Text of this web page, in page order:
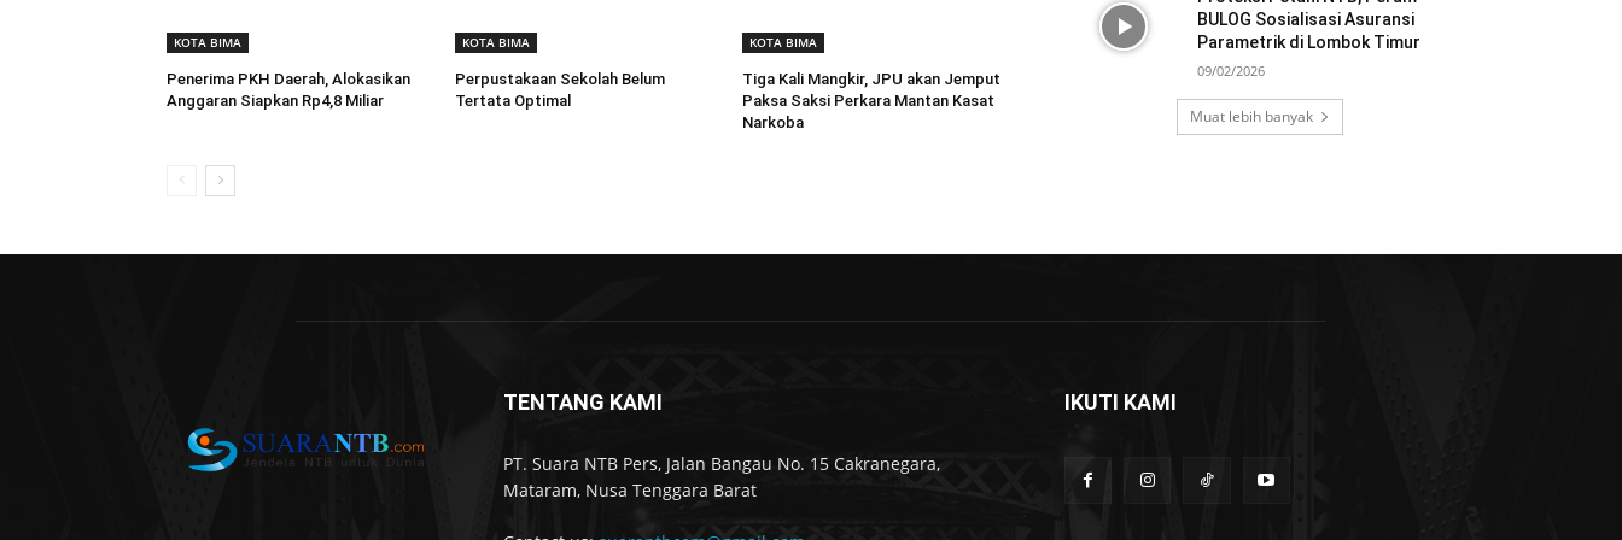
KOTA BIMA
Penerima PKH Daerah, Alokasikan
Anggaran Siapkan Rp4,8 Miliar
KOTA BIMA
Perpustakaan Sekolah Belum
Tertata Optimal
KOTA BIMA
Tiga Kali Mangkir, JPU akan Jemput
Paksa Saksi Perkara Mantan Kasat
Narkoba
BULOG Sosialisasi Asuransi
Parametrik di Lombok Timur
09/02/2026
Muat lebih banyak
TENTANG KAMI
PT. Suara NTB Pers, Jalan Bangau No. 15 Cakranegara,
Mataram, Nusa Tenggara Barat
IKUTI KAMI